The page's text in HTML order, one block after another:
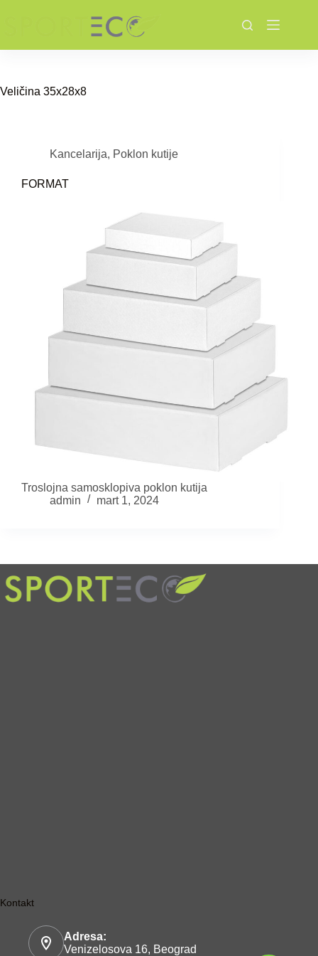
Veličina 35x28x8
Kancelarija, Poklon kutije
FORMAT
Troslojna samosklopiva poklon kutija
admin
mart 1, 2024
Kontakt
Adresa:
Venizelosova 16, Beograd